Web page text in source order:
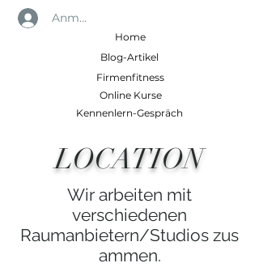
Home
Anmelden
Blog-Artikel
Firmenfitness
Online Kurse
Kennenlern-Gespräch
LOCATION
Wir arbeiten mit
verschiedenen
Raumanbietern/Studios zus
ammen.